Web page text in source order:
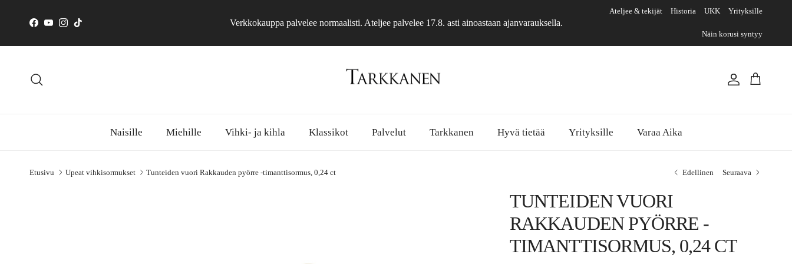
Facebook
YouTube
Instagram
TikTok Verkkokauppa palvelee normaalisti. Ateljee palvelee 17.8. asti ainoastaan ajanvarauksella.
Ateljee & tekijät Historia UKK Yrityksille
Näin korusi syntyy
Tili Ostoskori
Naisille Miehille Vihki- ja kihla Klassikot Palvelut Tarkkanen Hyvä tietää Yrityksille Varaa Aika
Etusivu Upeat vihkisormukset Tunteiden vuori Rakkauden pyörre -timanttisormus, 0,24 ct Edellinen Seuraava
TUNTEIDEN VUORI
RAKKAUDEN PYÖRRE -
TIMANTTISORMUS, 0,24 CT